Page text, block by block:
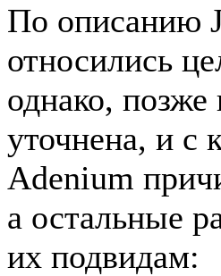
По описанию
относились
однако,
уточнена, и с
Adenium
а остальные
их подвидам: